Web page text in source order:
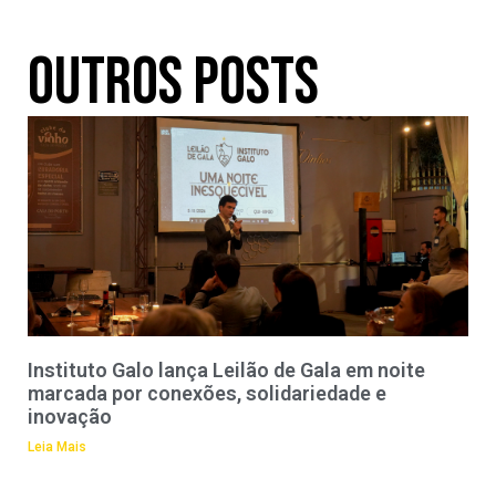
Outros Posts
Instituto Galo lança Leilão de Gala em noite
marcada por conexões, solidariedade e
inovação
Leia Mais